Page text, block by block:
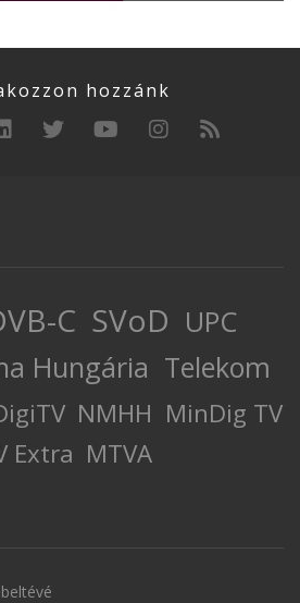
hozzánk
C SVoD UPC
Hungária Telekom
NMHH MinDig TV
Extra MTVA